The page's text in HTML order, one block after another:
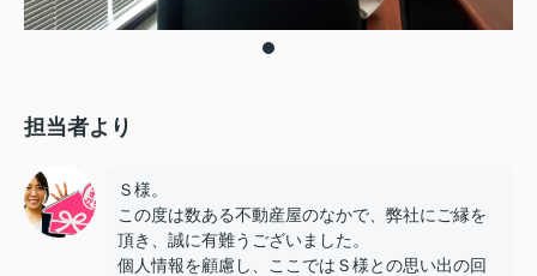
担当者より
Ｓ様。
この度は数ある不動産屋のなかで、弊社にご縁を
頂き、誠に有難うございました。
個人情報を顧慮し、ここではＳ様との思い出の回